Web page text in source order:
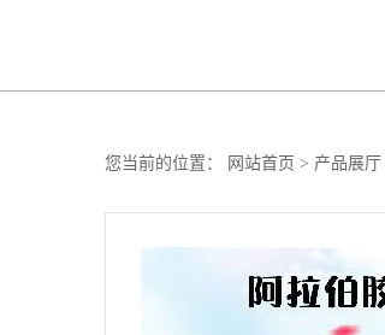
您当前的位置： 网站首页 > 产品展厅